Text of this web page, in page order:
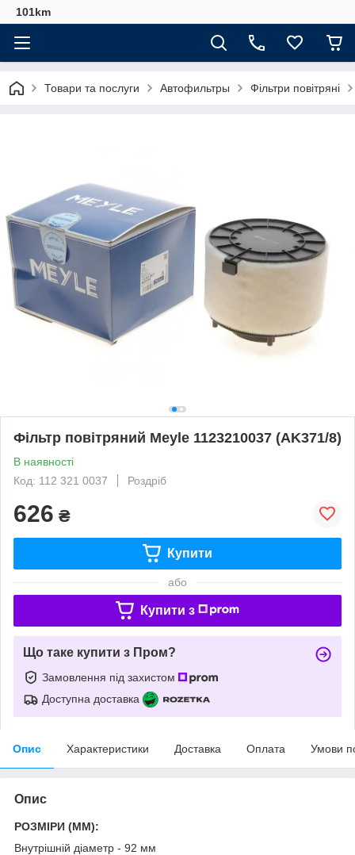
101km
Товари та послуги Автофильтры Фільтри повітряні
Фільтр повітряний Meyle 1123210037 (AK371/8)
В наявності
Код: 112 321 0037
Роздріб
626 ₴
Купити
або
Купити з
Що таке купити з Пром?
Замовлення під захистом
Доступна доставка
Опис Характеристики Доставка Оплата Умови
Опис
РОЗМІРИ (MM):
Внутрішній діаметр - 92 мм